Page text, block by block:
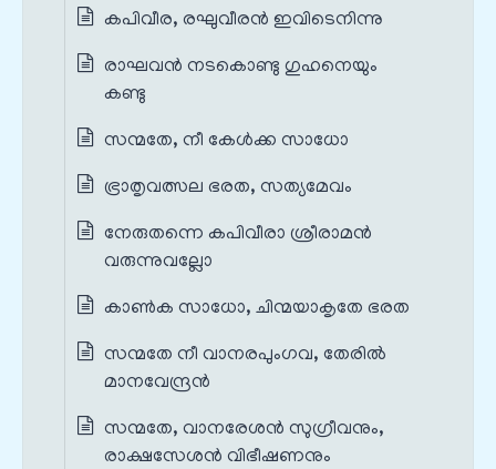
കപിവീര, രഘുവീരൻ ഇവിടെനിന്നു
രാഘവൻ നടകൊണ്ടു ഗുഹനെയും
കണ്ടു
സന്മതേ, നീ കേൾക്ക സാധോ
ഭ്രാതൃവത്സല ഭരത, സത്യമേവം
നേരുതന്നെ കപിവീരാ ശ്രീരാമൻ
വരുന്നുവല്ലോ
കാൺക സാധോ, ചിന്മയാകൃതേ ഭരത
സന്മതേ നീ വാനരപുംഗവ, തേരിൽ
മാനവേന്ദ്രൻ
സന്മതേ, വാനരേശൻ സുഗ്രീവനും,
രാക്ഷസേശൻ വിഭീഷണനും